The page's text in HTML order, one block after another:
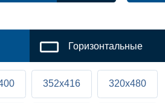
Горизонтальные
352x416 320x480